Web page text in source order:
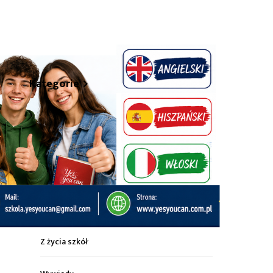
Kategorie
Z życia miasta
Sport
Kultura
Wiadomości z regionu
Z życia szkół